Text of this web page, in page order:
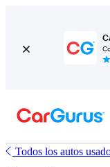
Todos los autos